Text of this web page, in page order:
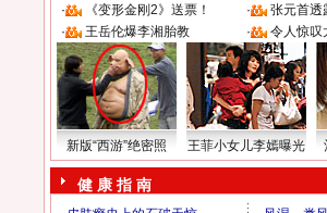
·
《变形金刚2》送票！ ·
张元首透
·
王岳伦爆李湘胎教 · 令人惊叹
新版“西游”绝密照 王菲小女儿李嫣曝光
健 康 指 南